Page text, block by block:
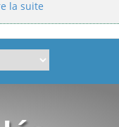
la suite
Lire la suite